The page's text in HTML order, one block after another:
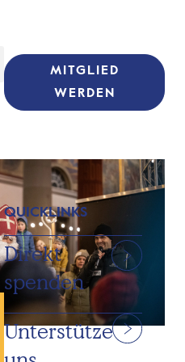
MITGLIED
WERDEN
QUICKLINKS
Direkt
spenden
Unterstütze